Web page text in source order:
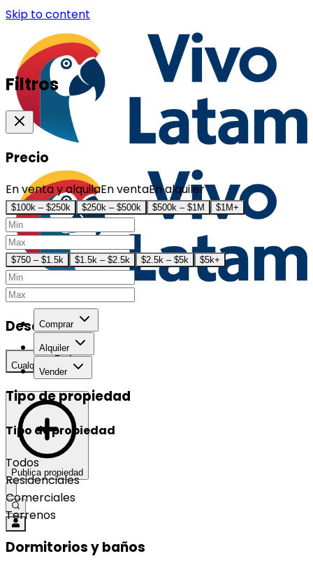
Skip to content
Comprar
Alquiler
Vender
Publica propiedad
Filtros
Precio
En venta y alquilaEn ventaEn alquiler
$100k – $250k $250k – $500k $500k – $1M $1M+
$750 – $1.5k $1.5k – $2.5k $2.5k – $5k $5k+
Desarrollo
Cualquier
Tipo de propiedad
Tipo de propiedad
Todos
Residenciales
Comerciales
Terrenos
Dormitorios y baños